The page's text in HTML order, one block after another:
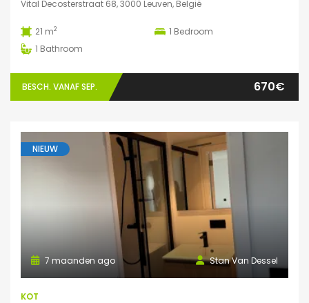
Vital Decosterstraat 68, 3000 Leuven, België
21 m2 1 Bedroom
1 Bathroom
BESCH. VANAF SEP. 670€
NIEUW
Stan Van Dessel
7 maanden ago
KOT